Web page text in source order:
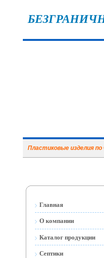
Пластиковые изделия
Главная
О компании
Каталог продукции
Септики